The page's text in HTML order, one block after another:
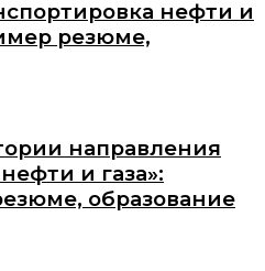
нефти и
резюме,
направления
и газа»:
образование